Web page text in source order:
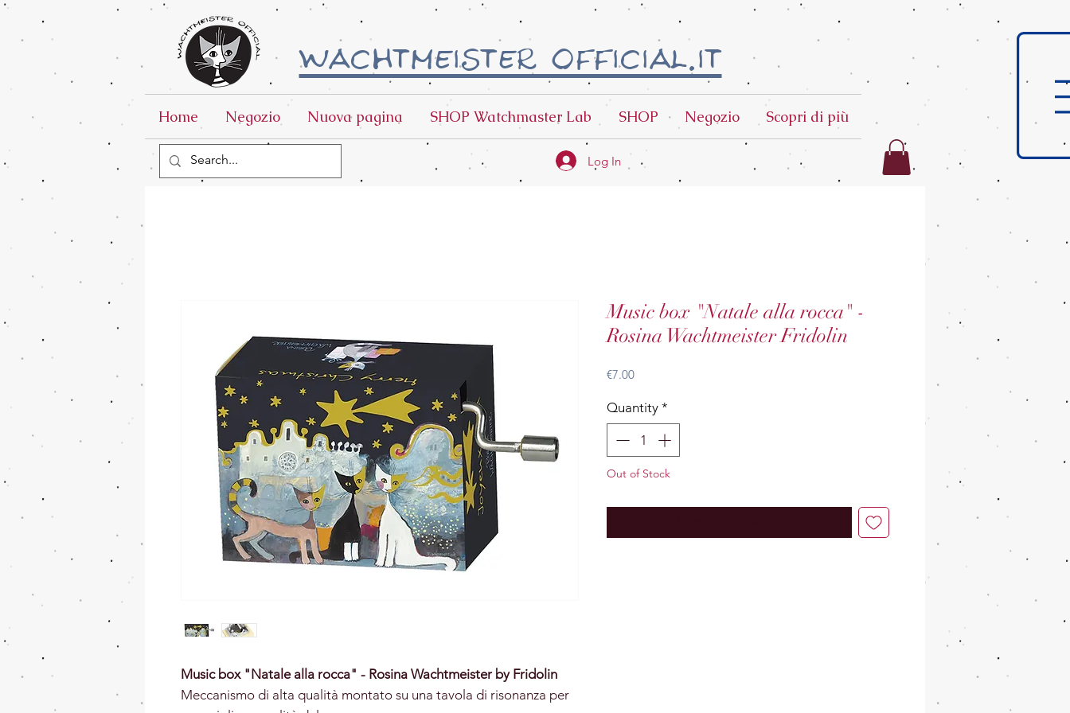
wachtmeister official.it
Home Negozio Nuova pagina SHOP Watchmaster Lab SHOP Negozio Scopri di più
Log In
Music box "Natale alla rocca" - Rosina Wachtmeister by Fridolin
Meccanismo di alta qualità montato su una tavola di risonanza per
Music box "Natale alla rocca" -
Rosina Wachtmeister Fridolin
€7.00Price
Quantity *
Out of Stock